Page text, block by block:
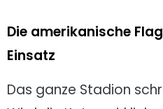
Die amerikanische
Einsatz
Das ganze Stadion